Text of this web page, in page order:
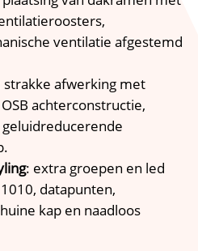
ventilatie afgestemd
strakke afwerking met
achterconstructie,
: extra groepen en led
datapunten,
kap en naadloos